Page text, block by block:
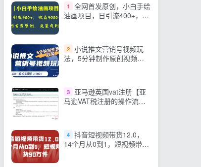
1
全网首发原创，小白手绘
油画项目，日引流400+，收
2 小说推文营销号视频玩
法，5分钟制作原创视频，
3
亚马逊英国vat注册【亚
马逊VAT税注册的操作流
4 抖音短视频带货12.0，
14个月从0到1，短视频带货